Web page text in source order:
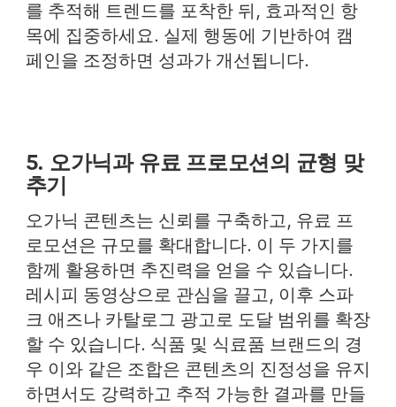
를 추적해 트렌드를 포착한 뒤, 효과적인 항
목에 집중하세요. 실제 행동에 기반하여 캠
페인을 조정하면 성과가 개선됩니다.
5. 오가닉과 유료 프로모션의 균형 맞
추기
오가닉 콘텐츠는 신뢰를 구축하고, 유료 프
로모션은 규모를 확대합니다. 이 두 가지를
함께 활용하면 추진력을 얻을 수 있습니다.
레시피 동영상으로 관심을 끌고, 이후 스파
크 애즈나 카탈로그 광고로 도달 범위를 확장
할 수 있습니다. 식품 및 식료품 브랜드의 경
우 이와 같은 조합은 콘텐츠의 진정성을 유지
하면서도 강력하고 추적 가능한 결과를 만들